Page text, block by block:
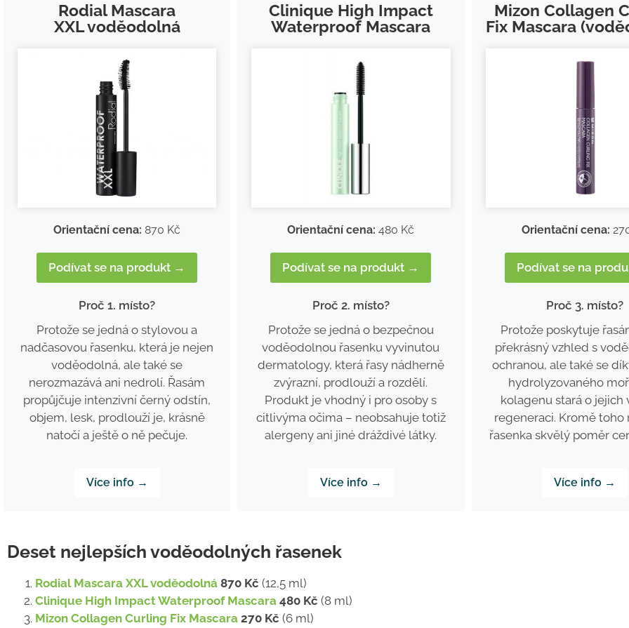
Rodial Mascara
XXL voděodolná
Orientační cena: 870 Kč
Podívat se na produkt →
Proč 1. místo?
Protože se jedná o stylovou a
nadčasovou řasenku, která je nejen
voděodolná, ale také se
nerozmazává ani nedrolí. Řasám
propůjčuje intenzivní černý odstín,
objem, lesk, prodlouží je, krásně
natočí a ještě o ně pečuje.
Více info →
Clinique High Impact
Waterproof Mascara
Orientační cena: 480 Kč
Podívat se na produkt →
Proč 2. místo?
Protože se jedná o bezpečnou
voděodolnou řasenku vyvinutou
dermatology, která řasy nádherně
zvýrazní, prodlouží a rozdělí.
Produkt je vhodný i pro osoby s
citlivýma očima – neobsahuje totiž
alergeny ani jiné dráždivé látky.
Více info →
Mizon Collagen
Fix Mascara
Orientační cena:
Podívat se na
Proč 3. místo?
Protože poskytuje
překrásný vzhled s
ochranou, ale také se
hydrolyzovaného
kolagenu stará o jejich
regeneraci. Kromě toho
řasenka skvělý poměr
Více info →
Deset nejlepších voděodolných řasenek
Rodial Mascara XXL voděodolná 870 Kč (12,5 ml)
Clinique High Impact Waterproof Mascara 480 Kč (8 ml)
Mizon Collagen Curling Fix Mascara 270 Kč (6 ml)